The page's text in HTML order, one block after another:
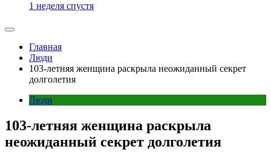
1 неделя спустя
Главная
Люди
103-летняя женщина раскрыла неожиданный секрет
долголетия
Люди
103-летняя женщина раскрыла
неожиданный секрет долголетия